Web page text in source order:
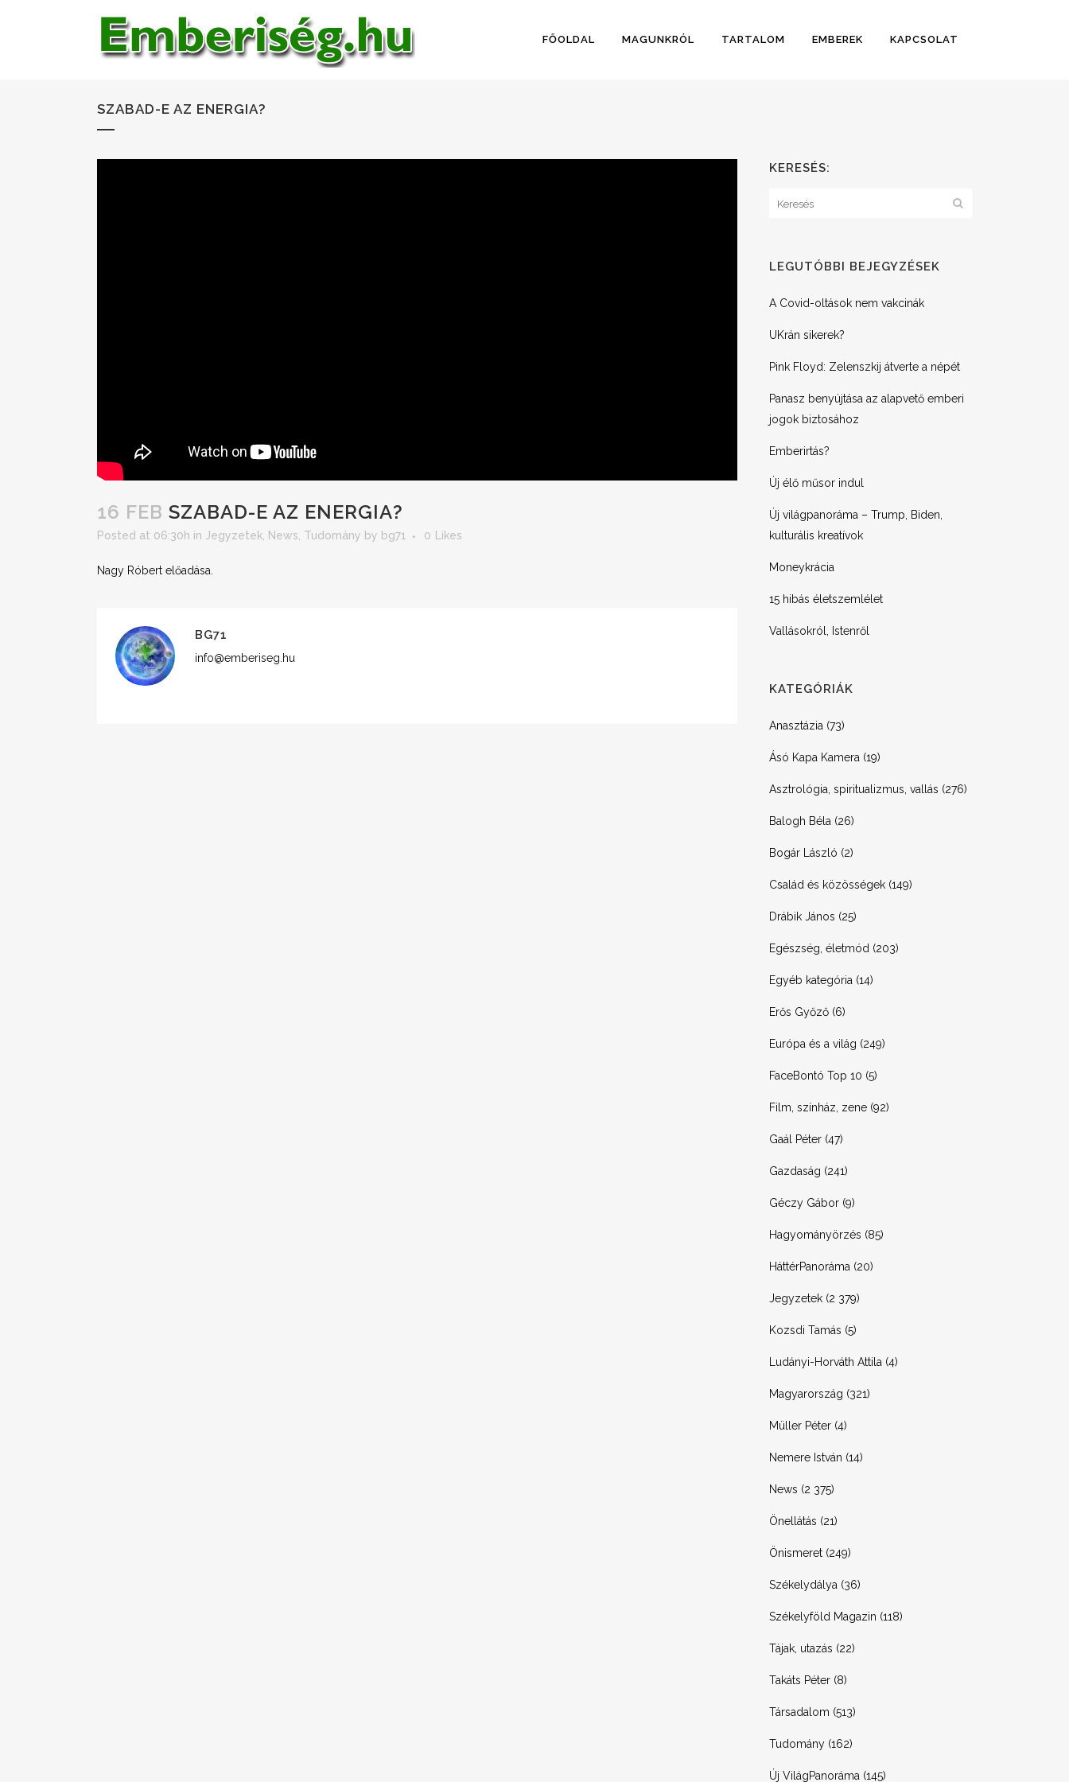
FŐOLDAL MAGUNKRÓL TARTALOM EMBEREK KAPCSOLAT
SZABAD-E AZ ENERGIA?
16 FEB SZABAD-E AZ ENERGIA?
Posted at 06:30h in Jegyzetek News Tudomány by bg71 0 Likes
Nagy Róbert előadása.
BG71
info@emberiseg.hu
KERESÉS:
LEGUTÓBBI BEJEGYZÉSEK
A Covid-oltások nem vakcinák
UKrán sikerek?
Pink Floyd: Zelenszkij átverte a népét
Panasz benyújtása az alapvető emberi
jogok biztosához
Emberirtás?
Új élő műsor indul
Új világpanoráma – Trump, Biden,
kulturális kreatívok
Moneykrácia
15 hibás életszemlélet
Vallásokról, Istenről
KATEGÓRIÁK
Anasztázia (73)
Ásó Kapa Kamera (19)
Asztrológia, spiritualizmus, vallás (276)
Balogh Béla (26)
Bogár László (2)
Család és közösségek (149)
Drábik János (25)
Egészség, életmód (203)
Egyéb kategória (14)
Erős Győző (6)
Európa és a világ (249)
FaceBontó Top 10 (5)
Film, színház, zene (92)
Gaál Péter (47)
Gazdaság (241)
Géczy Gábor (9)
Hagyományörzés (85)
HáttérPanoráma (20)
Jegyzetek (2 379)
Kozsdi Tamás (5)
Ludányi-Horváth Attila (4)
Magyarország (321)
Müller Péter (4)
Nemere István (14)
News (2 375)
Önellátás (21)
Önismeret (249)
Székelydálya (36)
Székelyföld Magazin (118)
Tájak, utazás (22)
Takáts Péter (8)
Társadalom (513)
Tudomány (162)
Új VilágPanoráma (145)